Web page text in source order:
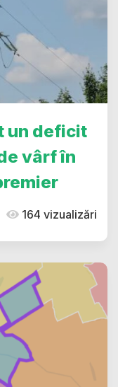
un deficit
vârf în
164 vizualizări